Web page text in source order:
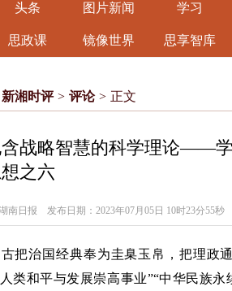
头条 图片新闻 学习
思政课 镜像世界 思享智库
新湘时评 > 评论 > 正文
战略智慧的科学理论——
之六
南日报 发布日期：2023年07月05日 10时23分55秒
把治国经典奉为圭臬玉帛，把理政
人类和平与发展崇高事业”“中华民族